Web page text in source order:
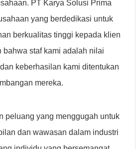
PT Karya Solusi Prima
yang berdedikasi untuk
berkualitas tinggi kepada klien
bahwa staf kami adalah nilai
keberhasilan kami ditentukan
mereka.
peluang yang menggugah untuk
dan wawasan dalam industri